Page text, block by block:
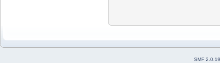
SMF 2.0.19